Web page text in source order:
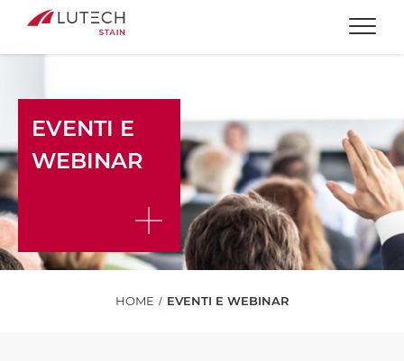
EVENTI E
WEBINAR
HOME EVENTI E WEBINAR